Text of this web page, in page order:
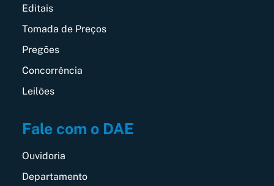
Editais
Tomada de Preços
Pregões
Concorrência
Leilões
Fale com o DAE
Ouvidoria
Departamento